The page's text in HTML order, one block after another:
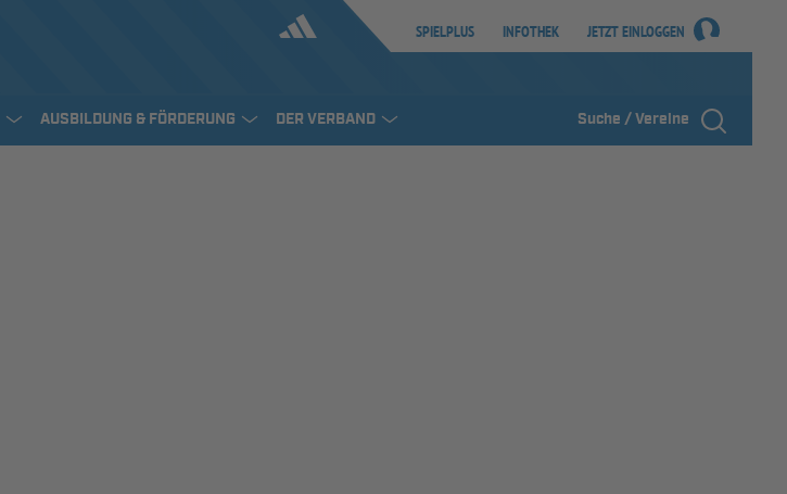
SPIELPLUS INFOTHEK JETZT EINLOGGEN
AUSBILDUNG & FÖRDERUNG DER VERBAND Suche / Vereine